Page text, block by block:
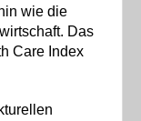
wie die
Das
Care Index